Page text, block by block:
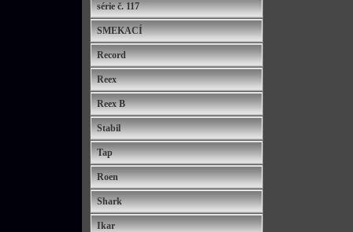
série č. 117
SMEKACÍ
Record
Reex
Reex B
Stabil
Tap
Roen
Shark
Ikar